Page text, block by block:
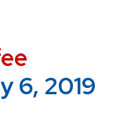
6, 2019